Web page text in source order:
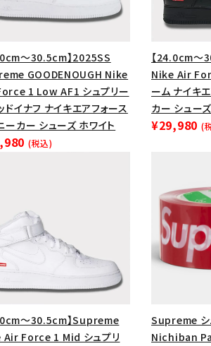
～
人気ワード
2025AW
Tシャツ・ロングスリーブ
キャ
パーカー・クルーネック
庫のない商品を表示する
～30.5cm】2025SS
GOODENOUGH Nike
1 Low AF1 シュプリー
ドイナフ ナイキエアフォース
ーカー シューズ ホワイト
(税込)
【24.0cm～
Nike Air
ーム ナイキ
カー シュー
¥29,980 (
～30.5cm】Supreme
Air Force 1 Mid シュプリ
Supreme シ
Nichiban